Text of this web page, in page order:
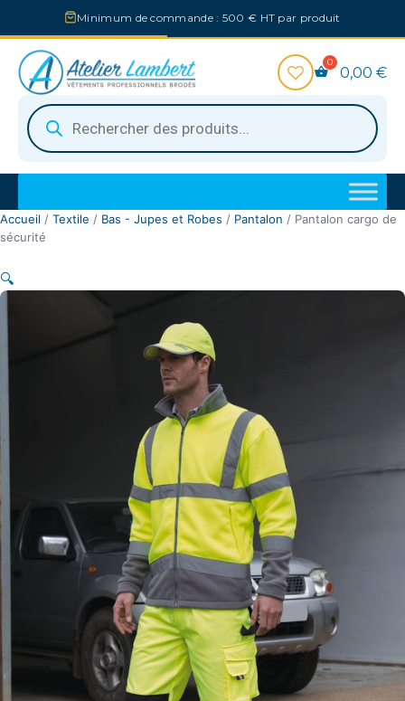
au
contenu
Minimum de commande : 500 € HT par produit
Recherche
de
produits
0,00 €
Accueil / Textile / Bas - Jupes et Robes / Pantalon / Pantalon cargo de
sécurité
🔍